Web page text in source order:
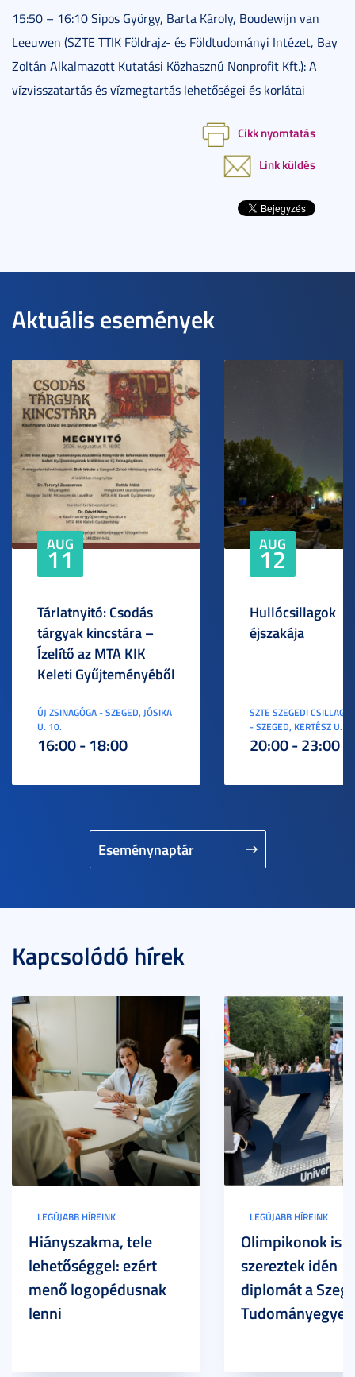
15:50 – 16:10 Sipos György, Barta Károly, Boudewijn van
Leeuwen (SZTE TTIK Földrajz- és Földtudományi Intézet, Bay
Zoltán Alkalmazott Kutatási Közhasznú Nonprofit Kft.): A
vízvisszatartás és vízmegtartás lehetőségei és korlátai
Cikk nyomtatás
Link küldés
Aktuális események
Eseménynaptár
AUG
11
Tárlatnyitó: Csodás
tárgyak kincstára –
Ízelítő az MTA KIK
Keleti Gyűjteményéből
ÚJ ZSINAGÓGA - SZEGED, JÓSIKA
U. 10.
16:00 - 18:00
AUG
12
Hullócsillagok
éjszakája
SZTE SZEGEDI
- SZEGED, KERTÉSZ U. 3.
20:00 - 23:00
Kapcsolódó hírek
LEGÚJABB HÍREINK
Hiányszakma, tele
lehetőséggel: ezért
menő logopédusnak
lenni
LEGÚJABB HÍREINK
Olimpikonok is
szereztek idén
diplomát a